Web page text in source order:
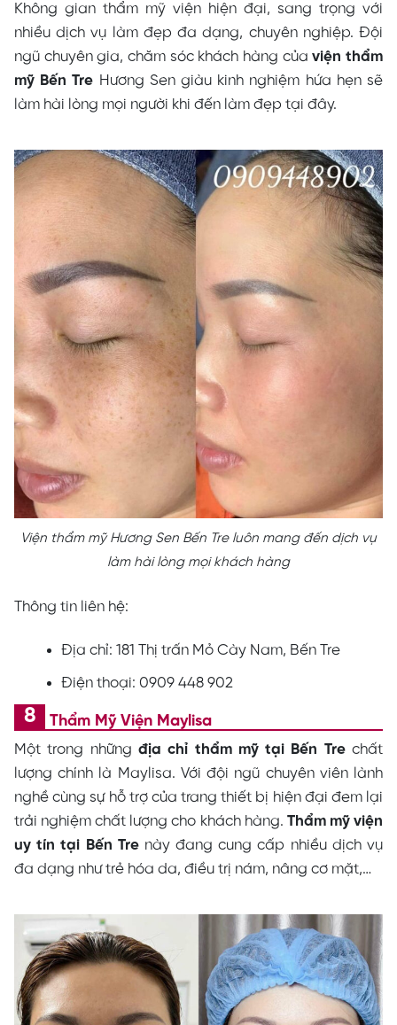
Không gian thẩm mỹ viện hiện đại, sang trọng với
nhiều dịch vụ làm đẹp đa dạng, chuyên nghiệp. Đội
ngũ chuyên gia, chăm sóc khách hàng củaviện thẩm
mỹ Bến Tre Hương Sen giàu kinh nghiệm hứa hẹn sẽ
làm hài lòng mọi người khi đến làm đẹp tại đây.
Viện thẩm mỹ Hương Sen Bến Tre luôn mang đến dịch vụ
làm hài lòng mọi khách hàng
Thông tin liên hệ:
Địa chỉ: 181 Thị trấn Mỏ Cày Nam, Bến Tre
Điện thoại: 0909 448 902
Thẩm Mỹ Viện Maylisa
Một trong những địa chỉ thẩm mỹ tại Bến Trechất
lượng chính là Maylisa. Với đội ngũ chuyên viên lành
nghề cùng sự hỗ trợ của trang thiết bị hiện đại đem lại
trải nghiệm chất lượng cho khách hàng. Thẩm mỹ viện
uy tín tại Bến Trenày đang cung cấp nhiều dịch vụ
đa dạng như trẻ hóa da, điều trị nám, nâng cơ mặt,…